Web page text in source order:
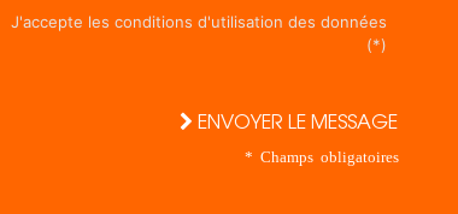
J'accepte les conditions d'utilisation des données
(*)
ENVOYER LE MESSAGE
* Champs obligatoires